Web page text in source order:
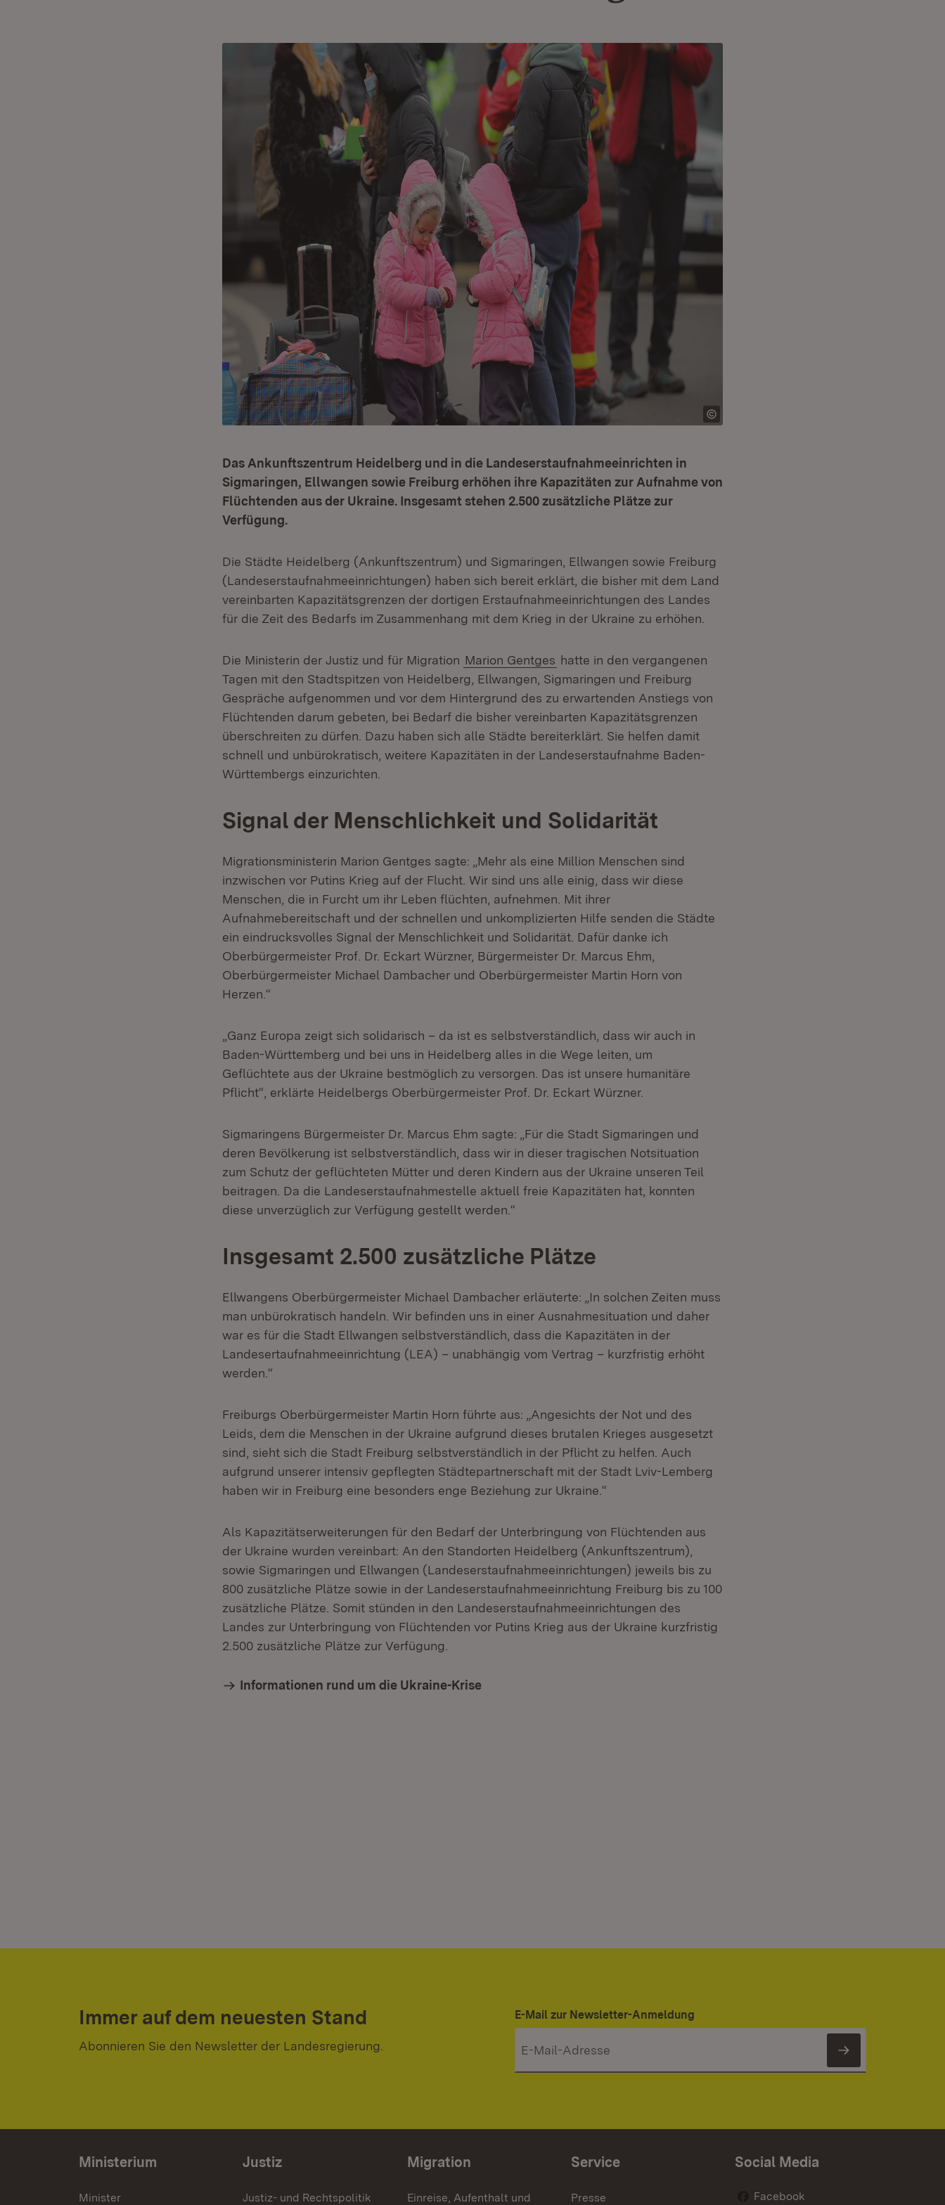
Das Ankunftszentrum Heidelberg und in die Landeserstaufnahmeeinrichten in
Sigmaringen, Ellwangen sowie Freiburg erhöhen ihre Kapazitäten zur Aufnahme von
Flüchtenden aus der Ukraine. Insgesamt stehen 2.500 zusätzliche Plätze zur
Verfügung.
Die Städte Heidelberg (Ankunftszentrum) und Sigmaringen, Ellwangen sowie Freiburg
(Landeserstaufnahmeeinrichtungen) haben sich bereit erklärt, die bisher mit dem Land
vereinbarten Kapazitätsgrenzen der dortigen Erstaufnahmeeinrichtungen des Landes
für die Zeit des Bedarfs im Zusammenhang mit dem Krieg in der Ukraine zu erhöhen.
Die Ministerin der Justiz und für Migration Marion Gentges hatte in den vergangenen
Tagen mit den Stadtspitzen von Heidelberg, Ellwangen, Sigmaringen und Freiburg
Gespräche aufgenommen und vor dem Hintergrund des zu erwartenden Anstiegs von
Flüchtenden darum gebeten, bei Bedarf die bisher vereinbarten Kapazitätsgrenzen
überschreiten zu dürfen. Dazu haben sich alle Städte bereiterklärt. Sie helfen damit
schnell und unbürokratisch, weitere Kapazitäten in der Landeserstaufnahme Baden-
Württembergs einzurichten.
Signal der Menschlichkeit und Solidarität
Migrationsministerin Marion Gentges sagte: „Mehr als eine Million Menschen sind
inzwischen vor Putins Krieg auf der Flucht. Wir sind uns alle einig, dass wir diese
Menschen, die in Furcht um ihr Leben flüchten, aufnehmen. Mit ihrer
Aufnahmebereitschaft und der schnellen und unkomplizierten Hilfe senden die Städte
ein eindrucksvolles Signal der Menschlichkeit und Solidarität. Dafür danke ich
Oberbürgermeister Prof. Dr. Eckart Würzner, Bürgermeister Dr. Marcus Ehm,
Oberbürgermeister Michael Dambacher und Oberbürgermeister Martin Horn von
Herzen.“
„Ganz Europa zeigt sich solidarisch – da ist es selbstverständlich, dass wir auch in
Baden-Württemberg und bei uns in Heidelberg alles in die Wege leiten, um
Geflüchtete aus der Ukraine bestmöglich zu versorgen. Das ist unsere humanitäre
Pflicht“, erklärte Heidelbergs Oberbürgermeister Prof. Dr. Eckart Würzner.
Sigmaringens Bürgermeister Dr. Marcus Ehm sagte: „Für die Stadt Sigmaringen und
deren Bevölkerung ist selbstverständlich, dass wir in dieser tragischen Notsituation
zum Schutz der geflüchteten Mütter und deren Kindern aus der Ukraine unseren Teil
beitragen. Da die Landeserstaufnahmestelle aktuell freie Kapazitäten hat, konnten
diese unverzüglich zur Verfügung gestellt werden.“
Insgesamt 2.500 zusätzliche Plätze
Ellwangens Oberbürgermeister Michael Dambacher erläuterte: „In solchen Zeiten muss
man unbürokratisch handeln. Wir befinden uns in einer Ausnahmesituation und daher
war es für die Stadt Ellwangen selbstverständlich, dass die Kapazitäten in der
Landesertaufnahmeeinrichtung (LEA) – unabhängig vom Vertrag – kurzfristig erhöht
werden.“
Freiburgs Oberbürgermeister Martin Horn führte aus: „Angesichts der Not und des
Leids, dem die Menschen in der Ukraine aufgrund dieses brutalen Krieges ausgesetzt
sind, sieht sich die Stadt Freiburg selbstverständlich in der Pflicht zu helfen. Auch
aufgrund unserer intensiv gepflegten Städtepartnerschaft mit der Stadt Lviv-Lemberg
haben wir in Freiburg eine besonders enge Beziehung zur Ukraine.“
Als Kapazitätserweiterungen für den Bedarf der Unterbringung von Flüchtenden aus
der Ukraine wurden vereinbart: An den Standorten Heidelberg (Ankunftszentrum),
sowie Sigmaringen und Ellwangen (Landeserstaufnahmeeinrichtungen) jeweils bis zu
800 zusätzliche Plätze sowie in der Landeserstaufnahmeeinrichtung Freiburg bis zu 100
zusätzliche Plätze. Somit stünden in den Landeserstaufnahmeeinrichtungen des
Landes zur Unterbringung von Flüchtenden vor Putins Krieg aus der Ukraine kurzfristig
2.500 zusätzliche Plätze zur Verfügung.
Informationen rund um die Ukraine-Krise
Immer auf dem neuesten Stand
Abonnieren Sie den Newsletter der Landesregierung.
E-Mail zur Newsletter-Anmeldung
Newsletter
Ministerium
Minister
Justiz
Justiz- und Rechtspolitik
Migration
Einreise, Aufenthalt und
Service
Presse
Social Media
Facebook